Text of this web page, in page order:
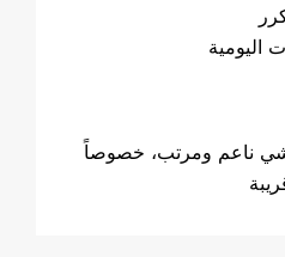
اليومية
شي ناعم ومرتب، خصوصاً